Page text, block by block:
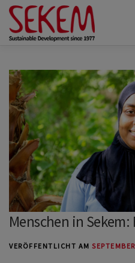
Zum
Inhalt
springen
ÜBER UNS WIRTSCHAFT
KULTUR ÖKOLOGIE
KONTAKT
Menschen in
VERÖFFENTLICHT AM